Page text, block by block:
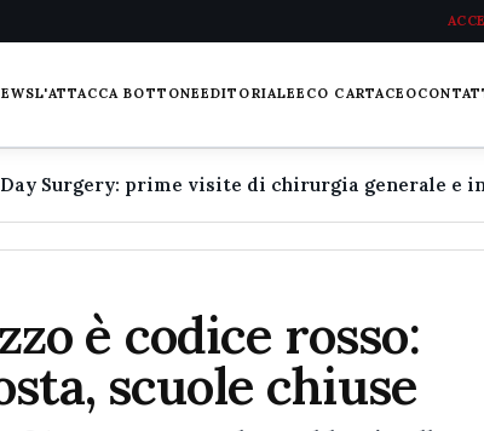
L'ATTACCA BOTTONEEDITORIALEECO CARTACEO
è codice rosso:
scuole chiuse